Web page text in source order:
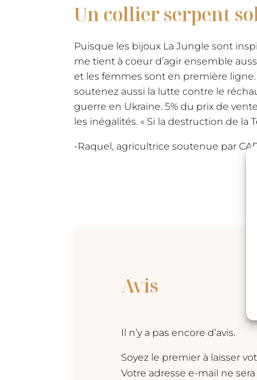
Un collier serpent
Puisque les bijoux La Jungle sont
me tient à coeur d’agir ensemble
et les femmes sont en première
soutenez aussi la lutte contre le
guerre en Ukraine. 5% du prix de
les inégalités. « Si la destruction de la
-Raquel, agricultrice soutenue par
Avis
Il n’y a pas encore d’avis.
Soyez le premier à laisser
Votre adresse e-mail ne